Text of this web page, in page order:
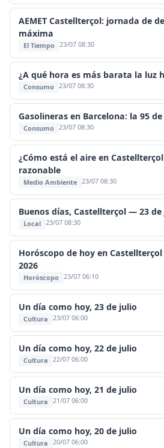
AEMET Castellterçol: jornada de
máxima
El Tiempo 23/07 08:30
¿A qué hora es más barata la luz
Consumo 23/07 08:30
Gasolineras en Barcelona: la 95
Consumo 23/07 08:30
¿Cómo está el aire en
razonable
Medio Ambiente 23/07 08:30
Buenos días, Castellterçol — 23 de
Local 23/07 08:30
Horóscopo de hoy en
2026
Horóscopo 23/07 06:10
Un día como hoy, 23 de julio
Cultura 23/07 06:00
Un día como hoy, 22 de julio
Cultura 22/07 06:00
Un día como hoy, 21 de julio
Cultura 21/07 06:00
Un día como hoy, 20 de julio
Cultura 20/07 06:00